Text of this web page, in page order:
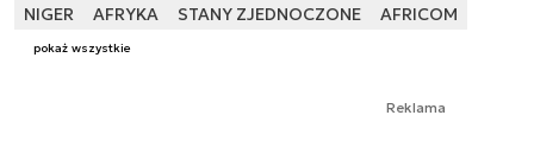
NIGER AFRYKA STANY ZJEDNOCZONE AFRICOM
pokaż wszystkie
Reklama